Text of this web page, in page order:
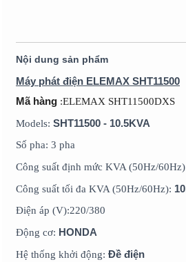
Nội dung sản phẩm
Máy phát điện ELEMAX SHT11500
Mã hàng :ELEMAX SHT11500DXS
Models: SHT11500 - 10.5KVA
Số pha: 3 pha
Công suất định mức KVA (50Hz/
Công suất tối đa KVA (50Hz/60Hz):
Điện áp (V):220/380
Động cơ: HONDA
Hệ thống khởi động: Đề điện